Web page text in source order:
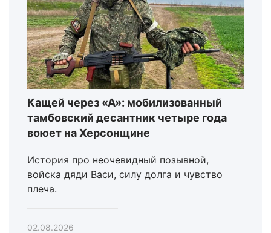
Кащей через «А»: мобилизованный
тамбовский десантник четыре года
воюет на Херсонщине
История про неочевидный позывной,
войска дяди Васи, силу долга и чувство
плеча.
02.08.2026